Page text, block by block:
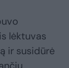
lėktuvas
ir susidūrė